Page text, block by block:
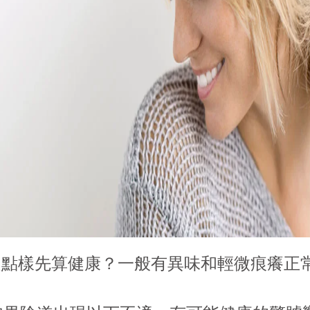
樣先算健康？一般有異味和輕微痕癢正